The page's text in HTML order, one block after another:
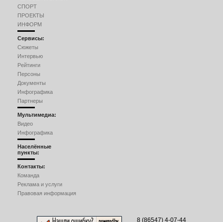
СПОРТ
ПРОЕКТЫ
ИНФОРМ
Сервисы:
Сюжеты
Интервью
Рейтинги
Персоны
Документы
Инфографика
Партнеры
Мультимедиа:
Видео
Инфографика
Населённые
пункты:
Контакты:
Команда
Реклама и услуги
Правовая информация
8 (86547) 4-07-44